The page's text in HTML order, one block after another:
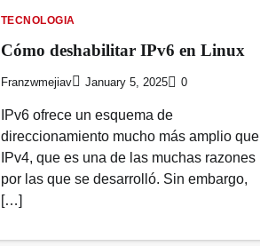
TECNOLOGIA
Cómo deshabilitar IPv6 en Linux
Franzwmejiav January 5, 2025 0
IPv6 ofrece un esquema de
direccionamiento mucho más amplio que
IPv4, que es una de las muchas razones
por las que se desarrolló. Sin embargo,
[…]